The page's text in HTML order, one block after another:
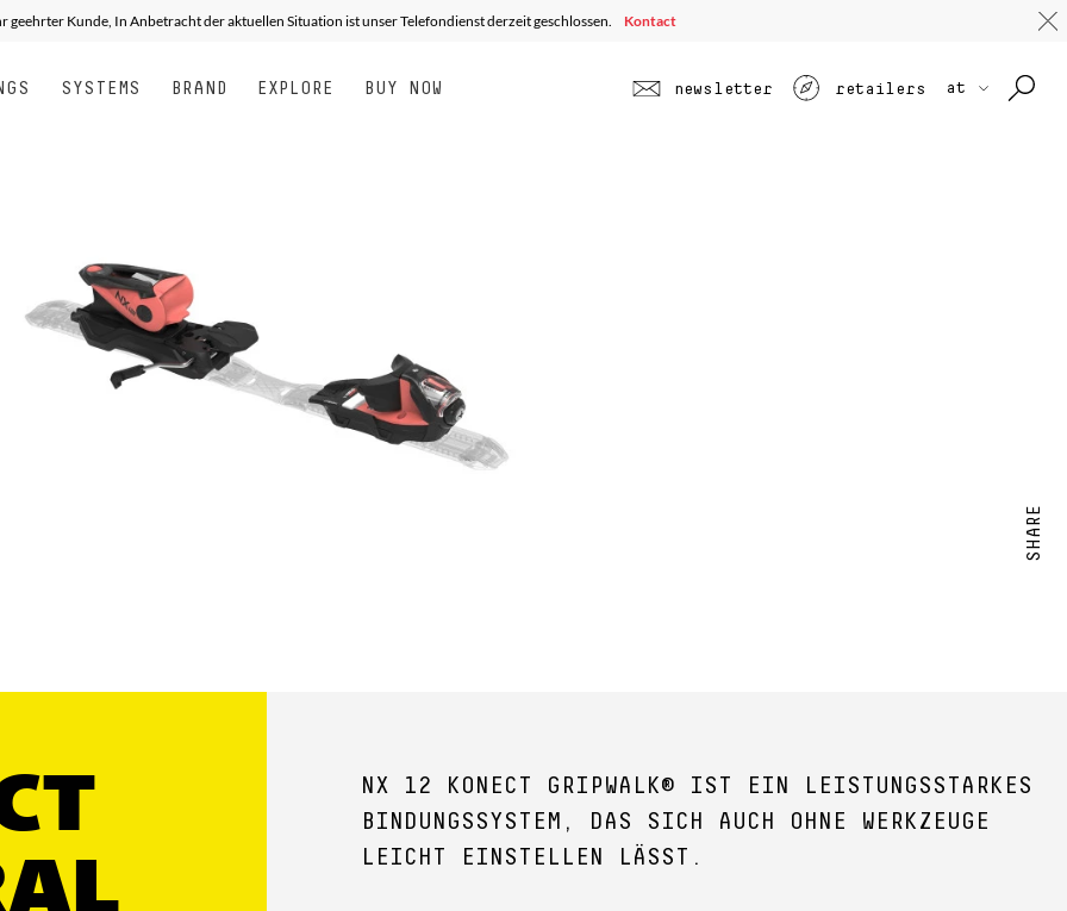
geehrter Kunde, In Anbetracht der aktuellen Situation ist unser Telefondienst derzeit geschlossen. Kontact
SYSTEMS BRAND EXPLORE BUY NOW newsletter retailers at
SHARE
NX 12 KONECT GRIPWALK® IST EIN LEISTUNGSSTARKES
BINDUNGSSYSTEM, DAS SICH AUCH OHNE WERKZEUGE
LEICHT EINSTELLEN LÄSST.